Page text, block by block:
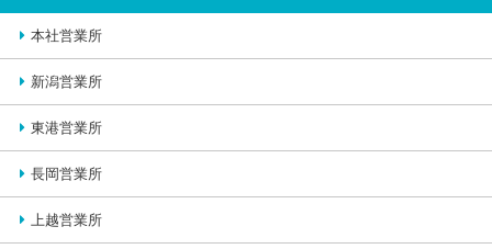
本社営業所
新潟営業所
東港営業所
長岡営業所
上越営業所